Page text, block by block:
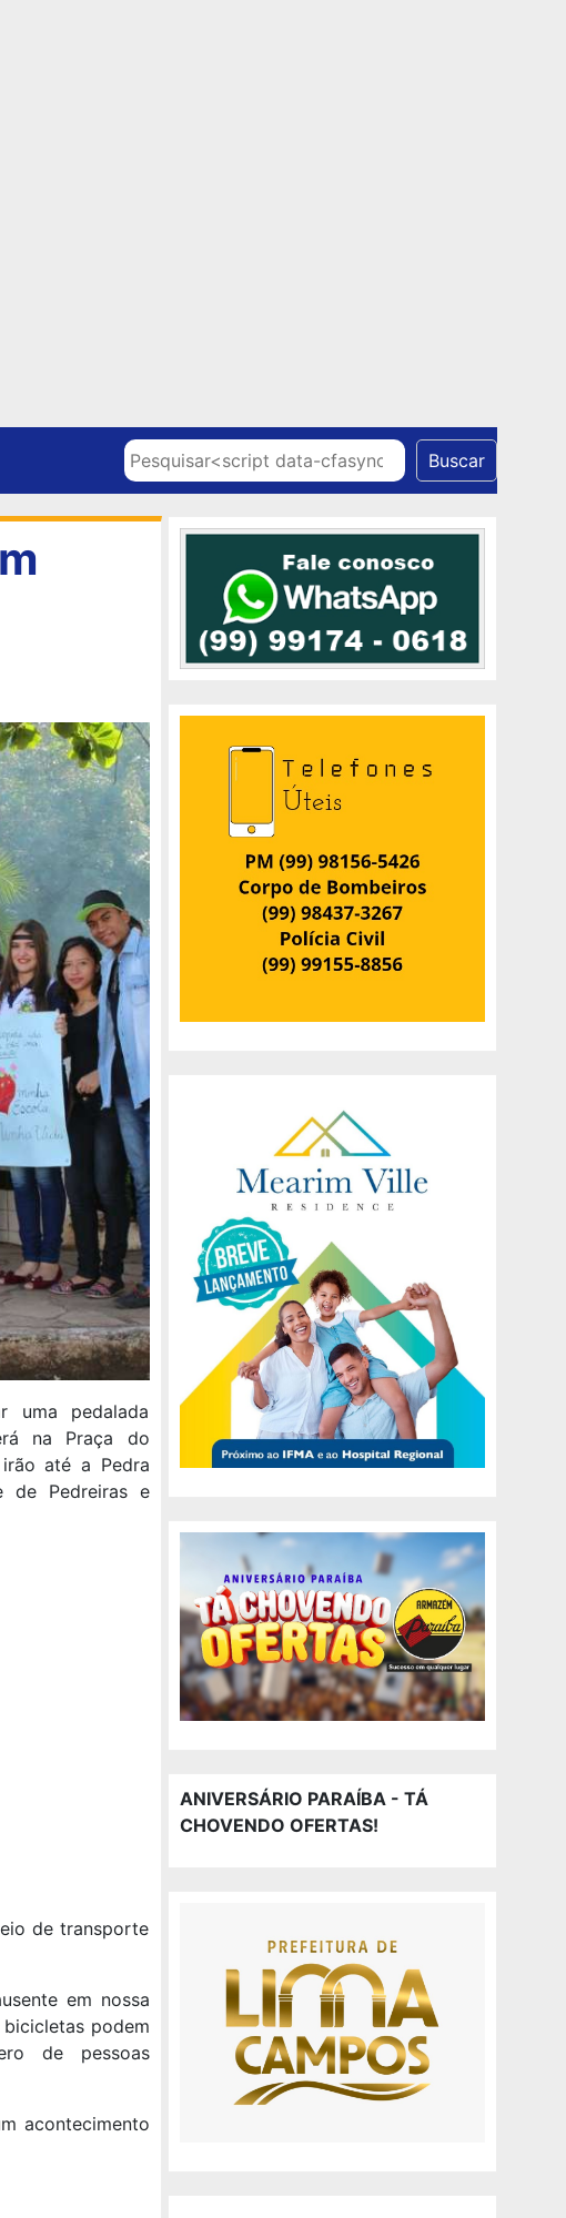
Pesquisar Buscar
uma pedalada
na Praça do
até a Pedra
de Pedreiras e
de transporte
em nossa
podem
de pessoas
acontecimento
ANIVERSÁRIO PARAÍBA - TÁ
CHOVENDO OFERTAS!